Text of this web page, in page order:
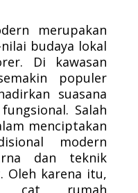
merupakan
budaya lokal
Di kawasan
populer
suasana
Salah
menciptakan
modern
dan teknik
Oleh karena itu,
cat rumah